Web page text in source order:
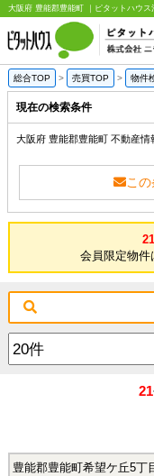
大阪府 豊能郡豊能町 ｜ピタットハウ
総合TOP > 売買TOP > 物件
現在の検索条件
大阪府 豊能郡豊能町
この
会員限定物件
21
豊能郡豊能町希望ケ丘5丁